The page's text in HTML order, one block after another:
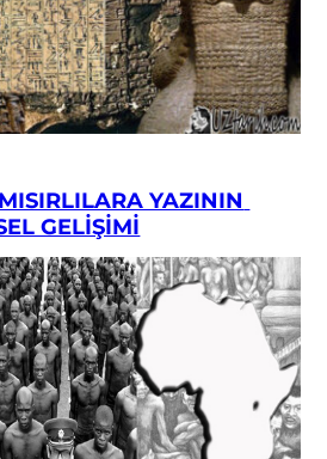
YAZININ
GELİŞİMİ